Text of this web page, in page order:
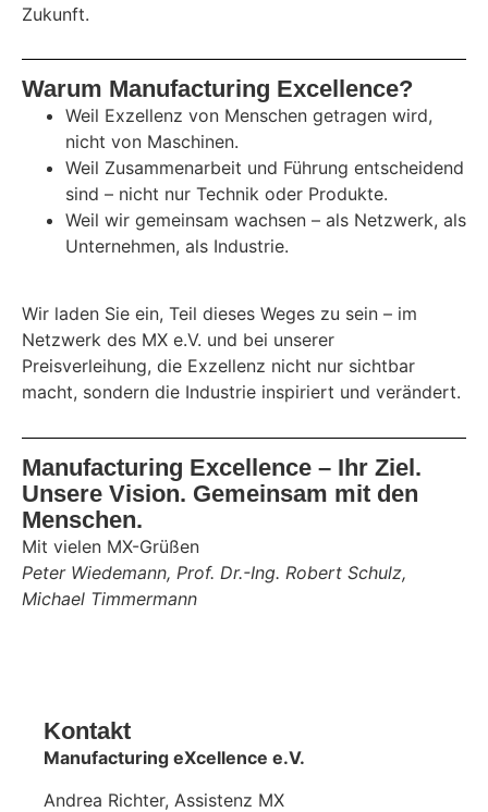
Zukunft.
Warum Manufacturing Excellence?
Weil Exzellenz von Menschen getragen wird,
nicht von Maschinen.
Weil Zusammenarbeit und Führung entscheidend
sind – nicht nur Technik oder Produkte.
Weil wir gemeinsam wachsen – als Netzwerk, als
Unternehmen, als Industrie.
Wir laden Sie ein, Teil dieses Weges zu sein – im
Netzwerk des MX e.V. und bei unserer
Preisverleihung, die Exzellenz nicht nur sichtbar
macht, sondern die Industrie inspiriert und verändert.
Manufacturing Excellence – Ihr Ziel.
Unsere Vision. Gemeinsam mit den
Menschen.
Mit vielen MX-Grüßen
Peter Wiedemann, Prof. Dr.-Ing. Robert Schulz,
Michael Timmermann
Kontakt
Manufacturing eXcellence e.V.
Andrea Richter, Assistenz MX